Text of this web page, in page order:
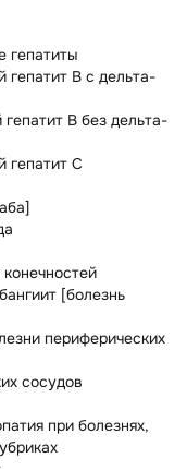
гепатиты
гепатит B с дельта-
B без дельта-
гепатит C
[болезнь
периферических
сосудов
при болезнях,